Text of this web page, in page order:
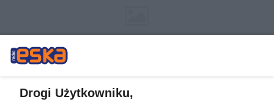
Drogi Użytkowniku,